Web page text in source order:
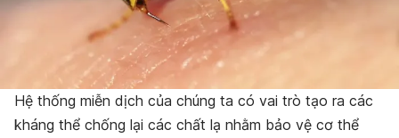
Hệ thống miễn dịch của chúng ta có vai trò tạo ra các
kháng thể chống lại các chất lạ nhằm bảo vệ cơ thể